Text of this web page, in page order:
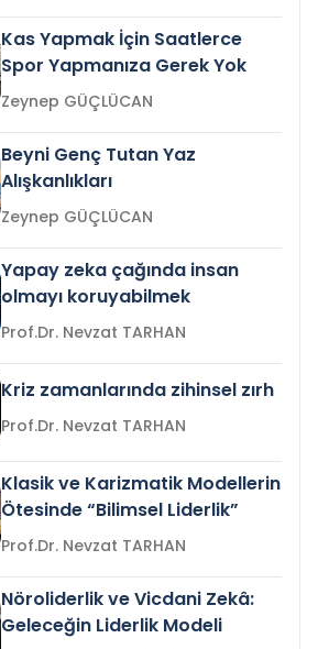
Kas Yapmak İçin Saatlerce
Spor Yapmanıza Gerek Yok
Zeynep GÜÇLÜCAN
Beyni Genç Tutan Yaz
Alışkanlıkları
Zeynep GÜÇLÜCAN
Yapay zeka çağında insan
olmayı koruyabilmek
Prof.Dr. Nevzat TARHAN
Kriz zamanlarında zihinsel zırh
Prof.Dr. Nevzat TARHAN
Klasik ve Karizmatik Modellerin
Ötesinde “Bilimsel Liderlik”
Prof.Dr. Nevzat TARHAN
Nöroliderlik ve Vicdani Zekâ:
Geleceğin Liderlik Modeli